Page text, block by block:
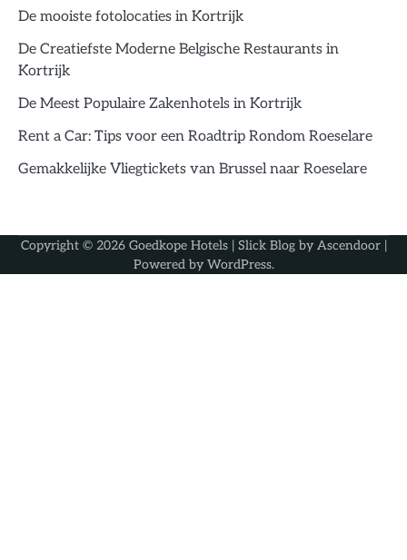
De mooiste fotolocaties in Kortrijk
De Creatiefste Moderne Belgische Restaurants in
Kortrijk
De Meest Populaire Zakenhotels in Kortrijk
Rent a Car: Tips voor een Roadtrip Rondom Roeselare
Gemakkelijke Vliegtickets van Brussel naar Roeselare
Copyright © 2026 Goedkope Hotels| Slick Blog by Ascendoor|
Powered by WordPress.